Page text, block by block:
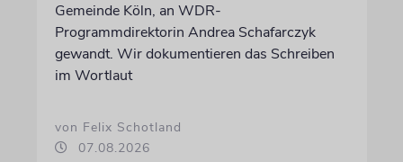
Gemeinde Köln, an WDR-
Programmdirektorin Andrea Schafarczyk
gewandt. Wir dokumentieren das Schreiben
im Wortlaut
von Felix Schotland
07.08.2026